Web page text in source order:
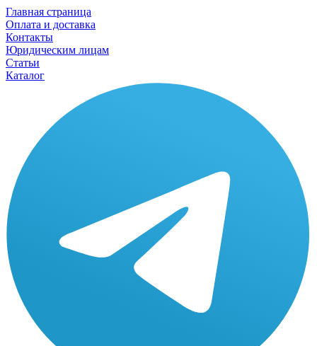
Главная страница
Оплата и доставка
Контакты
Юридическим лицам
Статьи
Каталог